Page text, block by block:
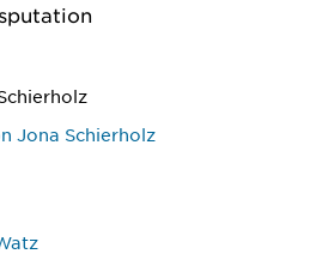
Jona Schierholz